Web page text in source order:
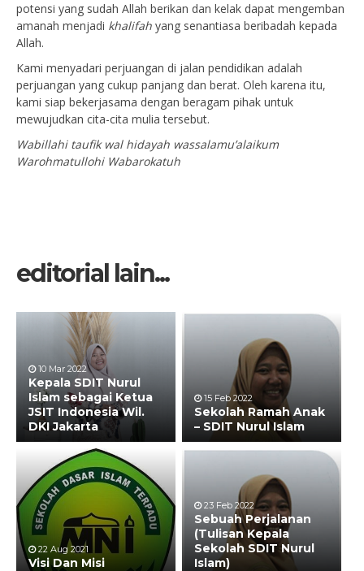
potensi yang sudah Allah berikan dan kelak dapat mengemban
amanah menjadi khalifah yang senantiasa beribadah kepada
Allah.
Kami menyadari perjuangan di jalan pendidikan adalah
perjuangan yang cukup panjang dan berat. Oleh karena itu,
kami siap bekerjasama dengan beragam pihak untuk
mewujudkan cita-cita mulia tersebut.
Wabillahi taufik wal hidayah wassalamu’alaikum
Warohmatullohi Wabarokatuh
editorial lain...
10 Mar 2022
Kepala SDIT Nurul
Islam sebagai Ketua
JSIT Indonesia Wil.
DKI Jakarta
15 Feb 2022
Sekolah Ramah Anak
– SDIT Nurul Islam
22 Aug 2021
Visi Dan Misi
23 Feb 2022
Sebuah Perjalanan
(Tulisan Kepala
Sekolah SDIT Nurul
Islam)